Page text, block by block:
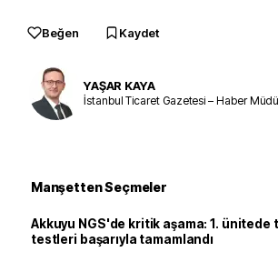
Beğen Kaydet
YAŞAR KAYA
İstanbul Ticaret Gazetesi – Haber
Manşetten Seçmeler
Akkuyu NGS'de kritik aşama: 1.
testleri başarıyla tamamlandı